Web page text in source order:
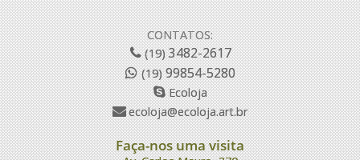
CONTATOS:
(19)3482-2617
(19)99854-5280
Ecoloja
ecoloja@ecoloja.art.br
Faça-nos uma visita